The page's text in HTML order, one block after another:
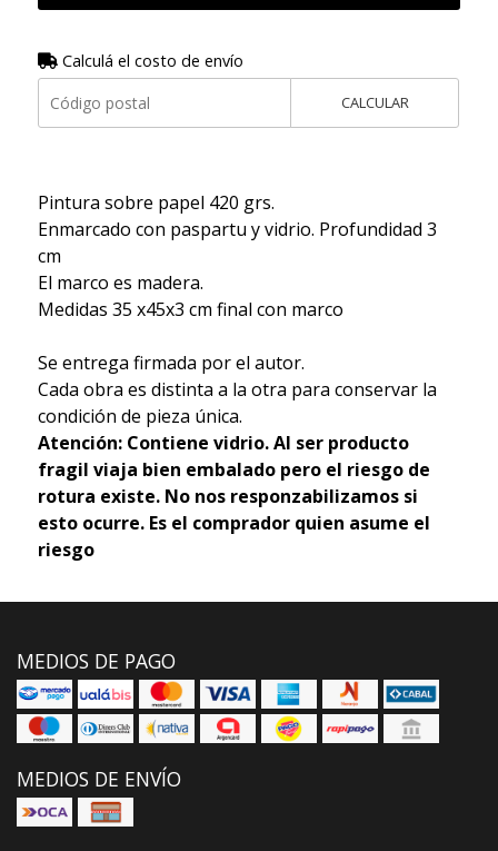
Calculá el costo de envío
CALCULAR
Pintura sobre papel 420 grs.
Enmarcado con paspartu y vidrio. Profundidad 3
cm
El marco es madera.
Medidas 35 x45x3 cm final con marco
Se entrega firmada por el autor.
Cada obra es distinta a la otra para conservar la
condición de pieza única.
Atención: Contiene vidrio. Al ser producto
fragil viaja bien embalado pero el riesgo de
rotura existe. No nos responzabilizamos si
esto ocurre. Es el comprador quien asume el
riesgo
MEDIOS DE PAGO
MEDIOS DE ENVÍO